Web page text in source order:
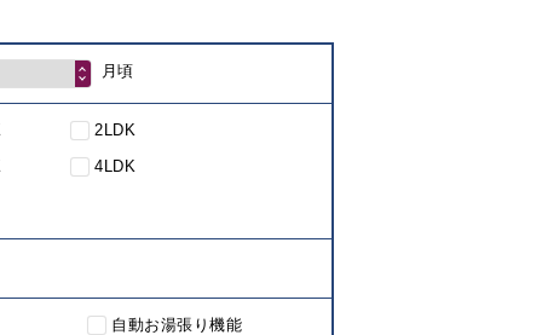
月頃
2LDK
4LDK
自動お湯張り機能